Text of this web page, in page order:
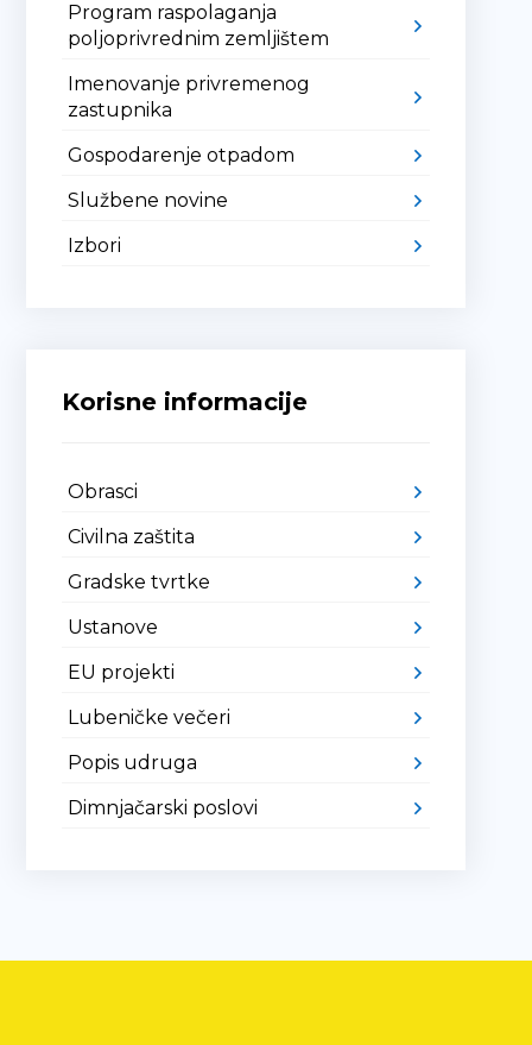
Program raspolaganja
poljoprivrednim zemljištem
Imenovanje privremenog
zastupnika
Gospodarenje otpadom
Službene novine
Izbori
Korisne informacije
Obrasci
Civilna zaštita
Gradske tvrtke
Ustanove
EU projekti
Lubeničke večeri
Popis udruga
Dimnjačarski poslovi